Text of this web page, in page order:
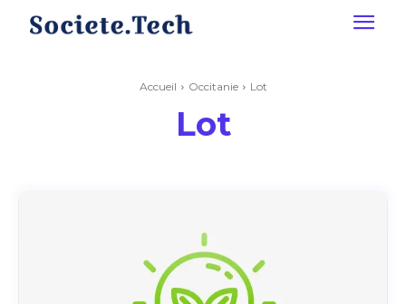
Accueil Occitanie Lot
Lot